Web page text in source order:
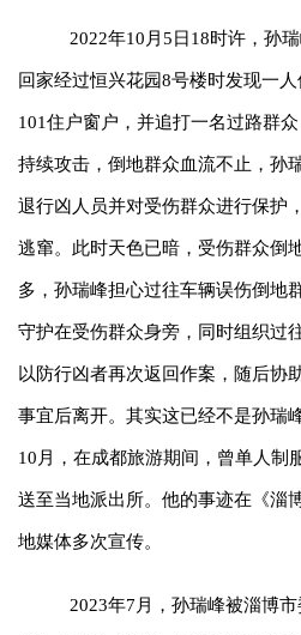
2022年10月5日18时许，孙
回家经过恒兴花园8号楼时发现一
101住户窗户，并追打一名过路群
持续攻击，倒地群众血流不止，孙
退行凶人员并对受伤群众进行保护
逃窜。此时天色已暗，受伤群众倒
多，孙瑞峰担心过往车辆误伤倒地
守护在受伤群众身旁，同时组织过
以防行凶者再次返回作案，随后协
事宜后离开。其实这已经不是孙瑞
10月，在成都旅游期间，曾单人制
送至当地派出所。他的事迹在《淄
地媒体多次宣传。
2023年7月，孙瑞峰被淄博